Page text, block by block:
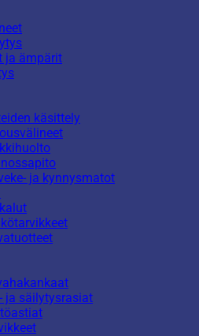
ja ämpärit
käsittely
ja kynnysmatot
ja säilytysrasiat